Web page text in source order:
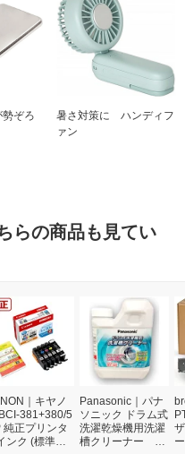
ぞろ
暑さ対策に ハンディフ
ァン
らの商品も見てい
｜キヤノ
381+380/5
純正プリンタ
ンク (標準容
Panasonic｜パナ
ソニック ドラム式
洗濯乾燥機用洗濯
槽クリーナー N-